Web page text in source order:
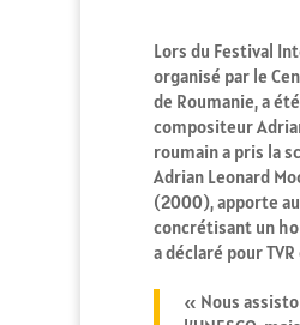
Lors du Festival
organisé par le
de Roumanie, a
compositeur
roumain a pris la
Adrian Leonard
(2000), apporte
concrétisant un
a déclaré pour TVR
« Nous